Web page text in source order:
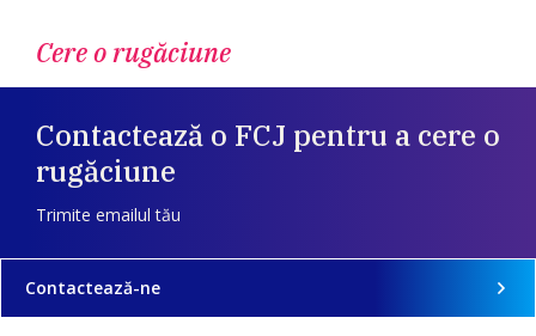
Cere o rugăciune
Contactează o FCJ pentru a cere o
rugăciune
Trimite emailul tău
Contactează-ne